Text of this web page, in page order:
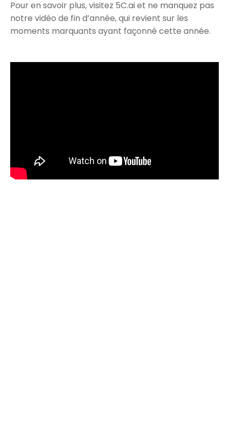
Pour en savoir plus, visitez 5C.ai et ne manquez pas
notre vidéo de fin d’année, qui revient sur les
moments marquants ayant façonné cette année.